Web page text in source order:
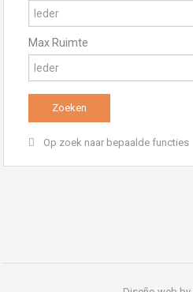
Max Ruimte
Op zoek naar bepaalde functies